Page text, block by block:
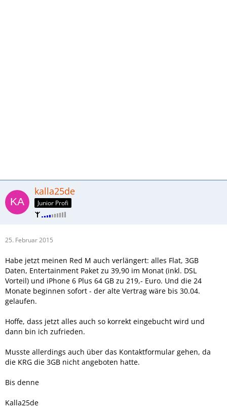
kalla25de
Junior Profi
25. Februar 2015
Habe jetzt meinen Red M auch verlängert: alles Flat, 3GB
Daten, Entertainment Paket zu 39,90 im Monat (inkl. DSL
Vorteil) und iPhone 6 Plus 64 GB zu 219,- Euro. Und die 24
Monate beginnen sofort - der alte Vertrag wäre bis 30.04.
gelaufen.
Hoffe, dass jetzt alles auch so korrekt eingebucht wird und
dann bin ich zufrieden.
Musste allerdings auch über das Kontaktformular gehen, da
die KRG die 3GB nicht angeboten hatte.
Bis denne
Kalla25de